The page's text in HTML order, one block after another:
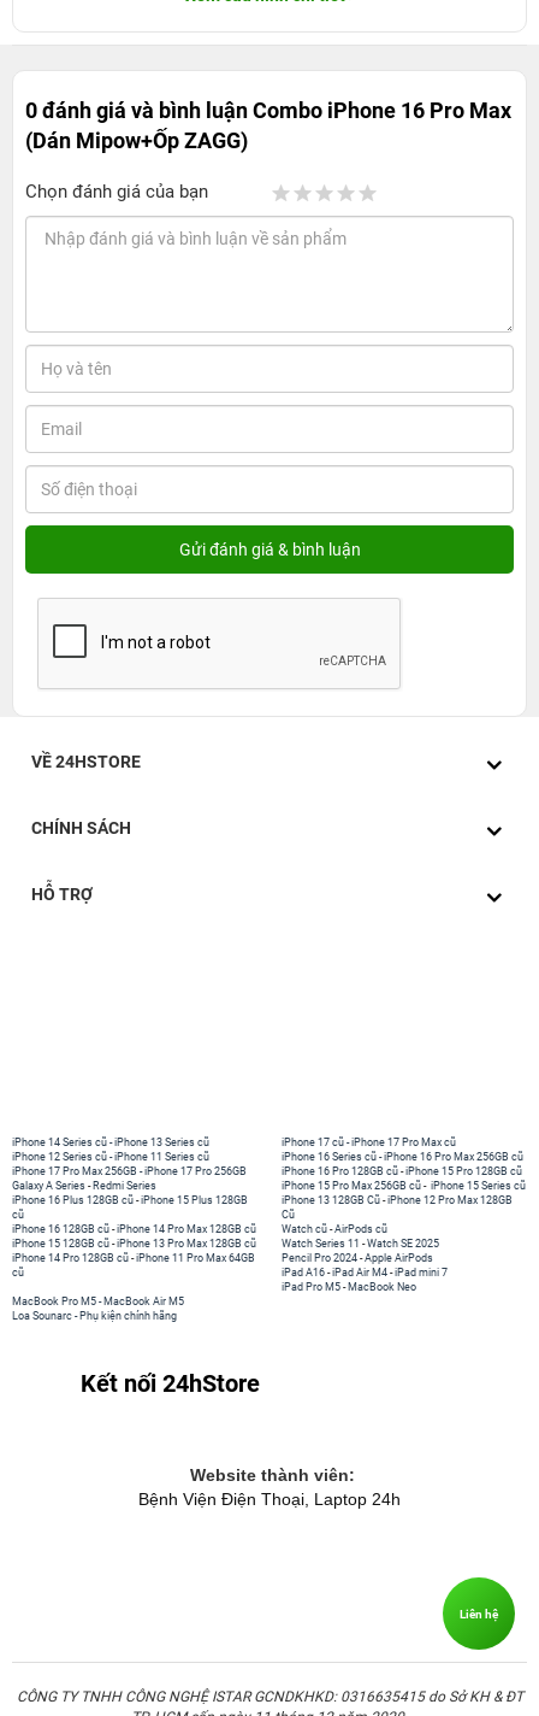
0 đánh giá và bình luậnCombo iPhone 16 Pro Max
(Dán Mipow+Ốp ZAGG)
Chọn đánh giá của bạn
VỀ 24HSTORE
CHÍNH SÁCH
HỖ TRỢ
iPhone 14 Series cũ -iPhone 13 Series cũ
iPhone 12 Series cũ -iPhone 11 Series cũ
iPhone 17 Pro Max 256GB -iPhone 17 Pro 256GB
Galaxy A Series - Redmi Series
iPhone 17 cũ -iPhone 17 Pro Max cũ
iPhone 16 Series cũ - iPhone 16 Pro Max 256GB cũ
iPhone 16 Pro 128GB cũ -iPhone 15 Pro 128GB cũ
iPhone 15 Pro Max 256GB cũ - iPhone 15 Series cũ
iPhone 16 Plus 128GB cũ -iPhone 15 Plus 128GB
cũ
iPhone 16 128GB cũ -iPhone 14 Pro Max 128GB cũ
iPhone 15 128GB cũ -iPhone 13 Pro Max 128GB cũ
iPhone 14 Pro 128GB cũ -iPhone 11 Pro Max 64GB
cũ
iPhone 13 128GB Cũ -iPhone 12 Pro Max 128GB
Cũ
Watch cũ -AirPods cũ
Watch Series 11 -Watch SE 2025
Pencil Pro 2024 -Apple AirPods
iPad A16 -iPad Air M4 -iPad mini 7
iPad Pro M5 - MacBook Neo
MacBook Pro M5 - MacBook Air M5
Loa Sounarc - Phụ kiện chính hãng
Kết nối 24hStore
Website thành viên:
Bệnh Viện Điện Thoại, Laptop 24h
CÔNG TY TNHH CÔNG NGHỆ ISTAR GCNDKHKD: 0316635415 do Sở KH & ĐT
Liên hệ